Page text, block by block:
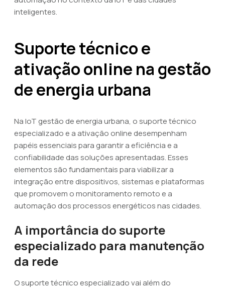
inteligentes.
Suporte técnico e
ativação online na gestão
de energia urbana
Na IoT gestão de energia urbana, o suporte técnico
especializado e a ativação online desempenham
papéis essenciais para garantir a eficiência e a
confiabilidade das soluções apresentadas. Esses
elementos são fundamentais para viabilizar a
integração entre dispositivos, sistemas e plataformas
que promovem o monitoramento remoto e a
automação dos processos energéticos nas cidades.
A importância do suporte
especializado para manutenção
da rede
O suporte técnico especializado vai além do